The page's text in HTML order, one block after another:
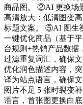
商品图。 ②AI 更换场
高清放大：低清图变
标题文案。 ⑤AI 图生
一键优化商品（基于
台规则+热销产品数据
过滤重复词汇，确保
优化润色描述内容，
译为站点语言，确保
图片不足 5 张时裂变
语言，首张图更换白